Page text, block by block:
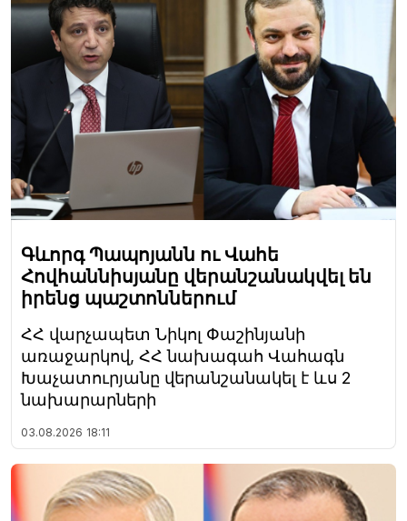
Գևորգ Պապոյանն ու Վահե
Հովհաննիսյանը վերանշանակվել են
իրենց պաշտոններում
ՀՀ վարչապետ Նիկոլ Փաշինյանի
առաջարկով, ՀՀ նախագահ Վահագն
Խաչատուրյանը վերանշանակել է ևս 2
նախարարների
03.08.2026 18:11